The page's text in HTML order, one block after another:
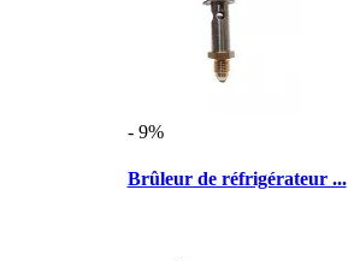
- 9%
Brûleur de réfrigérateur ...